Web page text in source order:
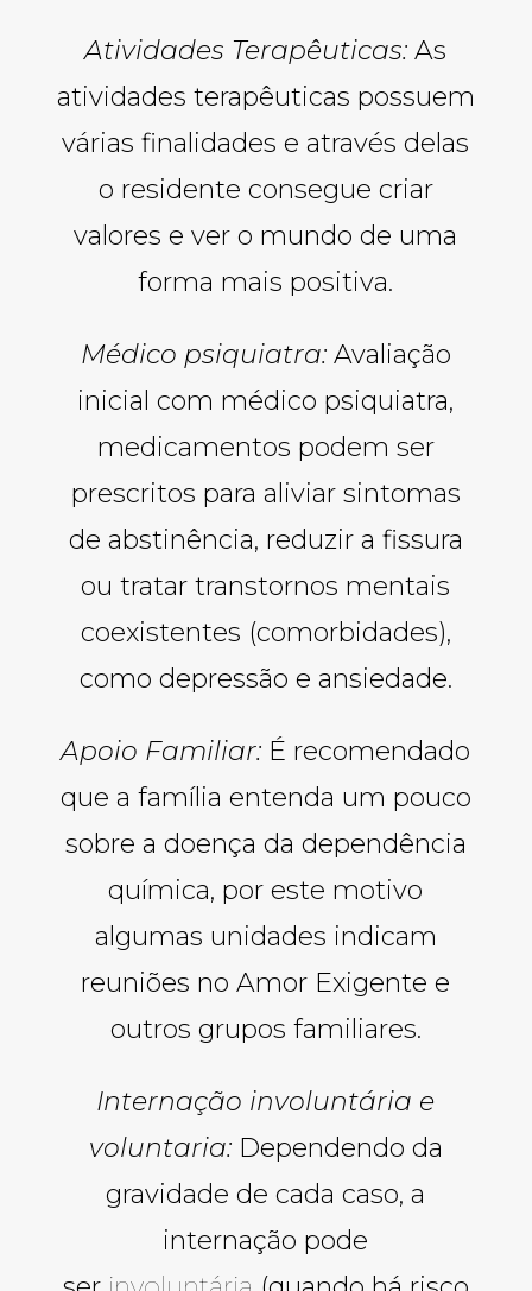
Atividades Terapêuticas: As
atividades terapêuticas possuem
várias finalidades e através delas
o residente consegue criar
valores e ver o mundo de uma
forma mais positiva.
Médico psiquiatra:Avaliação
inicial com médico psiquiatra,
medicamentos podem ser
prescritos para aliviar sintomas
de abstinência, reduzir a fissura
ou tratar transtornos mentais
coexistentes (comorbidades),
como depressão e ansiedade.
Apoio Familiar: É recomendado
que a família entenda um pouco
sobre a doença da dependência
química, por este motivo
algumas unidades indicam
reuniões no Amor Exigente e
outros grupos familiares.
Internação involuntária e
voluntaria:Dependendo da
gravidade de cada caso, a
internação pode